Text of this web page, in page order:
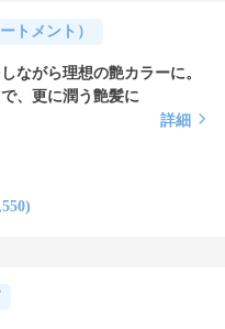
トメント）
ながら理想の艶カラーに。
、更に潤う艶髪に
詳細